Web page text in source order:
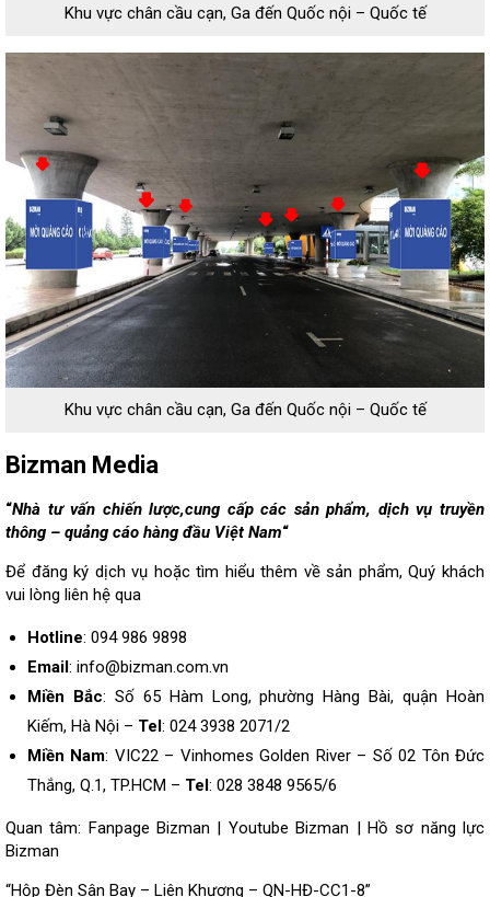
Khu vực chân cầu cạn, Ga đến Quốc nội – Quốc tế
Khu vực chân cầu cạn, Ga đến Quốc nội – Quốc tế
Bizman Media
“Nhà tư vấn chiến lược,cung cấp các sản phẩm, dịch vụ truyền
thông – quảng cáo hàng đầu Việt Nam“
Để đăng ký dịch vụ hoặc tìm hiểu thêm về sản phẩm, Quý khách
vui lòng liên hệ qua
Hotline: 094 986 9898
Email : info@bizman.com.vn
Miền Bắc: Số 65 Hàm Long, phường Hàng Bài, quận Hoàn
Kiếm, Hà Nội – Tel : 024 3938 2071/2
Miền Nam: VIC22 – Vinhomes Golden River – Số 02 Tôn Đức
Thắng, Q.1, TP.HCM – Tel : 028 3848 9565/6
Quan tâm: Fanpage Bizman Youtube Bizman
Hồ sơ năng lực
Bizman
“Hộp Đèn Sân Bay – Liên Khương – QN-HĐ-CC1-8”